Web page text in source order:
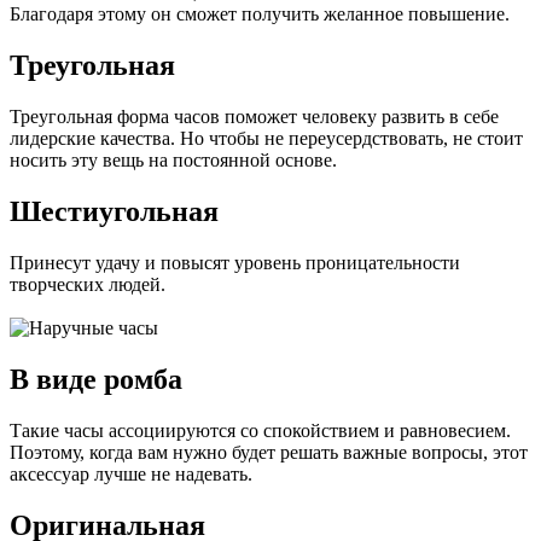
Благодаря этому он сможет получить желанное повышение.
Треугольная
Треугольная форма часов поможет человеку развить в себе
лидерские качества. Но чтобы не переусердствовать, не стоит
носить эту вещь на постоянной основе.
Шестиугольная
Принесут удачу и повысят уровень проницательности
творческих людей.
В виде ромба
Такие часы ассоциируются со спокойствием и равновесием.
Поэтому, когда вам нужно будет решать важные вопросы, этот
аксессуар лучше не надевать.
Оригинальная